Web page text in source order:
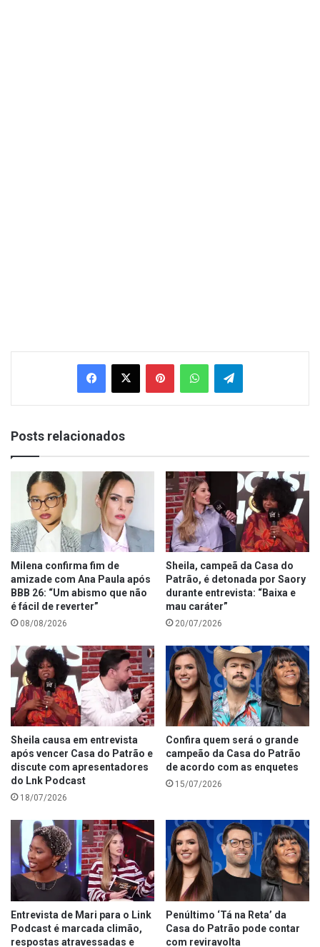
Facebook
X PinterestWhatsAppTelegram
Posts relacionados
Milena confirma fim de
amizade com Ana Paula após
BBB 26: “Um abismo que não
é fácil de reverter”
08/08/2026
Sheila, campeã da Casa do
Patrão, é detonada por Saory
durante entrevista: “Baixa e
mau caráter”
20/07/2026
Sheila causa em entrevista
após vencer Casa do Patrão e
discute com apresentadores
do Lnk Podcast
18/07/2026
Confira quem será o grande
campeão da Casa do Patrão
de acordo com as enquetes
15/07/2026
Entrevista de Mari para o Link
Podcast é marcada climão,
respostas atravessadas e
Penúltimo ‘Tá na Reta’ da
Casa do Patrão pode contar
com reviravolta